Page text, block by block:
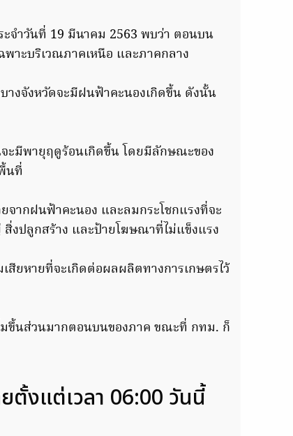
จำวันที่ 19 มีนาคม 2563 พบว่า ตอนบน
าะบริเวณภาคเหนือ และภาคกลาง
งจังหวัดจะมีฝนฟ้าคะนองเกิดขึ้น ดังนั้น
ะมีพายุฤดูร้อนเกิดขึ้น โดยมีลักษณะของ
นที่
จากฝนฟ้าคะนอง และลมกระโชกแรงที่จะ
สิ่งปลูกสร้าง และป้ายโฆษณาที่ไม่แข็งแรง
สียหายที่จะเกิดต่อผลผลิตทางการเกษตรไว้
ขึ้นส่วนมากตอนบนของภาค ขณะที่ กทม. ก็
ตั้งแต่เวลา 06:00 วันนี้